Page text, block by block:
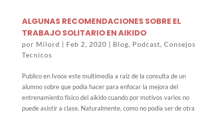
ALGUNAS RECOMENDACIONES SOBRE EL
TRABAJO SOLITARIO EN AIKIDO
por Milord | Feb 2, 2020 | Blog, Podcast, Consejos
Tecnicos
Publico en Ivoox este multimedia a raiz de la consulta de un
alumno sobre que podía hacer para enfocar la mejora del
entrenamiento físico del aikido cuando por motivos varios no
puede asistir a clase. Naturalmente, como no podía ser de otra